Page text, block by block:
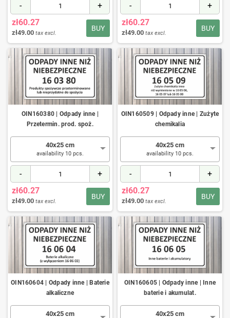
- +
BUY
zł60.27
zł49.00 tax excl.
- +
BUY
zł60.27
zł49.00 tax excl.
OIN160380 | Odpady inne |
Przetermin. prod. spoż.
40x25 cm
availability 10 pcs.
- +
BUY
zł60.27
zł49.00 tax excl.
OIN160509 | Odpady inne | Zużyte
chemikalia
40x25 cm
availability 10 pcs.
- +
BUY
zł60.27
zł49.00 tax excl.
OIN160604 | Odpady inne | Baterie
alkaliczne
40x25 cm
OIN160605 | Odpady inne | Inne
baterie i akumulat.
40x25 cm